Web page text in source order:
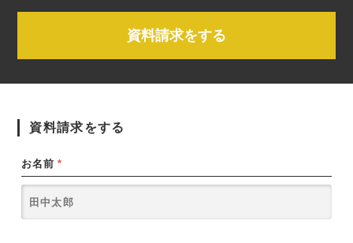
資料請求をする
資料請求をする
お名前 *